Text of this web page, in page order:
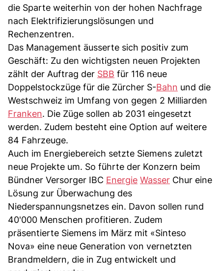
die Sparte weiterhin von der hohen Nachfrage
nach Elektrifizierungslösungen und
Rechenzentren.
Das Management äusserte sich positiv zum
Geschäft: Zu den wichtigsten neuen Projekten
zählt der Auftrag der SBB für 116 neue
Doppelstockzüge für die Zürcher S-Bahn und die
Westschweiz im Umfang von gegen 2 Milliarden
Franken. Die Züge sollen ab 2031 eingesetzt
werden. Zudem besteht eine Option auf weitere
84 Fahrzeuge.
Auch im Energiebereich setzte Siemens zuletzt
neue Projekte um. So führte der Konzern beim
Bündner Versorger IBC Energie Wasser Chur eine
Lösung zur Überwachung des
Niederspannungsnetzes ein. Davon sollen rund
40'000 Menschen profitieren. Zudem
präsentierte Siemens im März mit «Sinteso
Nova» eine neue Generation von vernetzten
Brandmeldern, die in Zug entwickelt und